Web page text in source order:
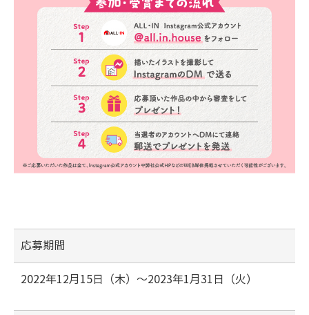
応募期間
2022年12月15日（木）～2023年1月31日（火）